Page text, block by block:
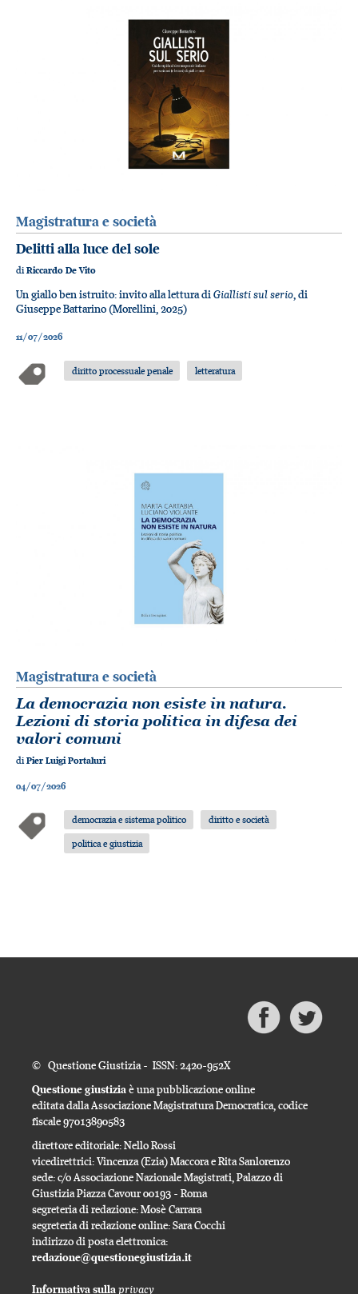
Magistratura e società
Delitti alla luce del sole
diRiccardo De Vito
Un giallo ben istruito: invito alla lettura diGiallisti sul serio, di
Giuseppe Battarino (Morellini, 2025)
11/07/2026
diritto processuale penale letteratura
Magistratura e società
La democrazia non esiste in natura.
Lezioni di storia politica in difesa dei
valori comuni
diPier Luigi Portaluri
04/07/2026
democrazia e sistema politico
diritto e società
politica e giustizia
© Questione Giustizia - ISSN: 2420-952X
Questione giustiziaè una pubblicazione online
editata dalla Associazione Magistratura Democratica, codice
fiscale 97013890583
direttore editoriale: Nello Rossi
vicedirettrici: Vincenza (Ezia) Maccora e Rita Sanlorenzo
sede: c/o Associazione Nazionale Magistrati, Palazzo di
Giustizia Piazza Cavour 00193 - Roma
segreteria di redazione: Mosè Carrara
segreteria di redazione online: Sara Cocchi
indirizzo di posta elettronica:
redazione@questionegiustizia.it
Informativa sullaprivacy